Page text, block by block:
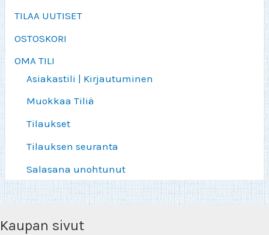
TILAA UUTISET
OSTOSKORI
OMA TILI
Asiakastili | Kirjautuminen
Muokkaa Tiliä
Tilaukset
Tilauksen seuranta
Salasana unohtunut
Kaupan sivut